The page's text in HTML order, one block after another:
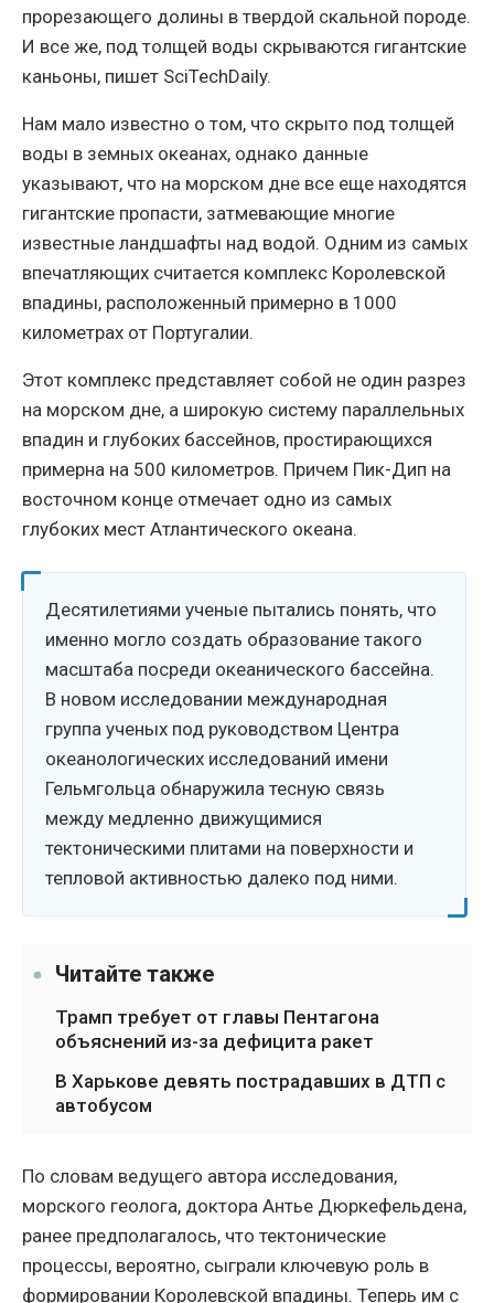
прорезающего долины в твердой скальной породе.
И все же, под толщей воды скрываются гигантские
каньоны, пишет SciTechDaily.
Нам мало известно о том, что скрыто под толщей
воды в земных океанах, однако данные
указывают, что на морском дне все еще находятся
гигантские пропасти, затмевающие многие
известные ландшафты над водой. Одним из самых
впечатляющих считается комплекс Королевской
впадины, расположенный примерно в 1000
километрах от Португалии.
Этот комплекс представляет собой не один разрез
на морском дне, а широкую систему параллельных
впадин и глубоких бассейнов, простирающихся
примерна на 500 километров. Причем Пик-Дип на
восточном конце отмечает одно из самых
глубоких мест Атлантического океана.
Десятилетиями ученые пытались понять, что
именно могло создать образование такого
масштаба посреди океанического бассейна.
В новом исследовании международная
группа ученых под руководством Центра
океанологических исследований имени
Гельмгольца обнаружила тесную связь
между медленно движущимися
тектоническими плитами на поверхности и
тепловой активностью далеко под ними.
Читайте также
Трамп требует от главы Пентагона
объяснений из-за дефицита ракет
В Харькове девять пострадавших в ДТП с
автобусом
По словам ведущего автора исследования,
морского геолога, доктора Антье Дюркефельдена,
ранее предполагалось, что тектонические
процессы, вероятно, сыграли ключевую роль в
формировании Королевской впадины. Теперь им с